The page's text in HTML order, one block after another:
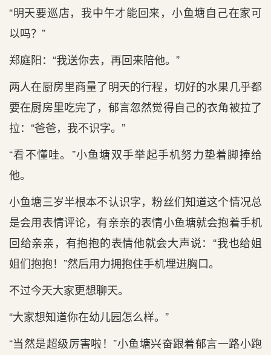
“明天要巡店，我中午才能回来，小鱼塘自己在家可
以吗？”
郑庭阳：“我送你去，再回来陪他。”
两人在厨房里商量了明天的行程，切好的水果几乎都
要在厨房里吃完了，郁言忽然觉得自己的衣角被拉了
拉：“爸爸，我不识字。”
“看不懂哇。”小鱼塘双手举起手机努力垫着脚捧给
他。
小鱼塘三岁半根本不认识字，粉丝们知道这个情况总
是会用表情评论，有亲亲的表情小鱼塘就会抱着手机
回给亲亲，有抱抱的表情他就会大声说：“我也给姐
姐们抱抱！”然后用力拥抱住手机埋进胸口。
不过今天大家更想聊天。
“大家想知道你在幼儿园怎么样。”
“当然是超级厉害啦！”小鱼塘兴奋跟着郁言一路小跑